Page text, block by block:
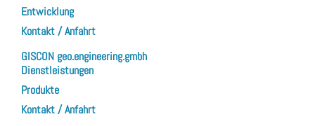
Entwicklung
Kontakt / Anfahrt
GISCON geo.engineering.gmbh
Dienstleistungen
Produkte
Kontakt / Anfahrt